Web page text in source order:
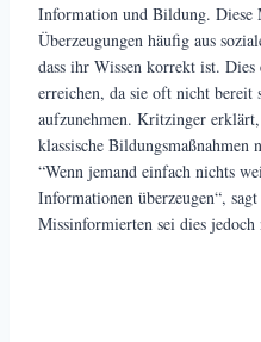
Information und Bildung. Diese
Überzeugungen häufig aus
dass ihr Wissen korrekt ist.
erreichen, da sie oft nicht bereit
aufzunehmen. Kritzinger
klassische Bildungsmaßnahmen
“Wenn jemand einfach nichts
Informationen überzeugen“,
Missinformierten sei dies